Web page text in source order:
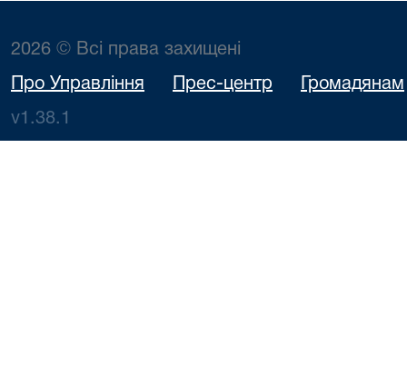
2026 © Всі права захищені
Про Управління Прес-центр Громадянам
v1.38.1